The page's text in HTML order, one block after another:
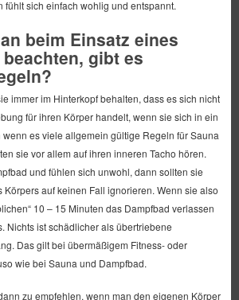
fühlt sich einfach wohlig und entspannt.
beim Einsatz eines
gibt es
immer im Hinterkopf behalten, dass es sich nicht
für ihren Körper handelt, wenn sie sich in ein
wenn es viele allgemein gültige Regeln für Sauna
sie vor allem auf ihren inneren Tacho hören.
und fühlen sich unwohl, dann sollten sie
auf keinen Fall ignorieren. Wenn sie also
10 – 15 Minuten das Dampfbad verlassen
Nichts ist schädlicher als übertriebene
Das gilt bei übermäßigem Fitness- oder
wie bei Sauna und Dampfbad.
zu empfehlen, wenn man den eigenen Körper